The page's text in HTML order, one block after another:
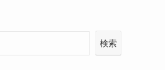
検索